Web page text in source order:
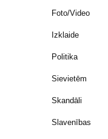
Foto/Video
Izklaide
Politika
Sievietēm
Skandāli
Slavenības